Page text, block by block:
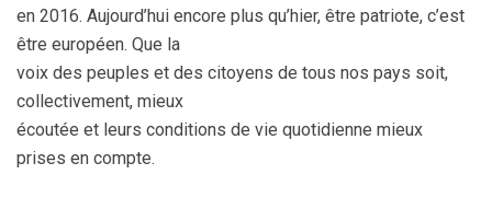
en 2016. Aujourd’hui encore plus qu’hier, être patriote, c’est
être européen. Que la
voix des peuples et des citoyens de tous nos pays soit,
collectivement, mieux
écoutée et leurs conditions de vie quotidienne mieux
prises en compte.